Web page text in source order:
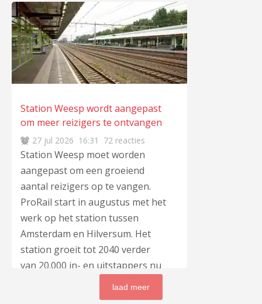
regeling geldt tot 6 augustus. Er
komt een nieuwe hittegolf aan
en spoorbeheerder DB InfraGO
heeft bekend gemaakt vanaf nu
eerder te reageren wanneer
extreme weersomstandigheden
nieuwe regeling gemaakt die
vervoersautoriteiten en
spoorwegmaatschappijen in
staat stelt om het treinverkeer te
verminderen om zo het systeem
te stabiliseren. De regeling is
ook van toepassing op
langeafstands- en
goederenvervoer. Niet duidelijk
hoeveel treinen minder De
regeling geldt voorlees meer…
Station Weesp wordt aangepast
om meer reizigers te ontvangen
27 jul 2026 16:31 72 reacties
Station Weesp moet worden
aangepast om een groeiend
aantal reizigers op te vangen.
ProRail start in augustus met het
werk op het station tussen
Amsterdam en Hilversum. Het
station groeit tot 2040 verder
van 20.000 in- en uitstappers nu
naar 30.000 straks. In augustus
beginnen voorbereidende
laad meer